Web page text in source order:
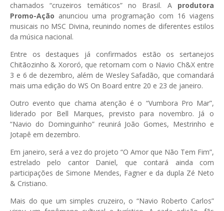
chamados “cruzeiros temáticos” no Brasil. A produtora
Promo-Ação anunciou uma programação com 16 viagens
musicais no MSC Divina, reunindo nomes de diferentes estilos
da música nacional.
Entre os destaques já confirmados estão os sertanejos
Chitãozinho & Xororó, que retornam com o Navio Ch&X entre
3 e 6 de dezembro, além de Wesley Safadão, que comandará
mais uma edição do WS On Board entre 20 e 23 de janeiro.
Outro evento que chama atenção é o “Vumbora Pro Mar”,
liderado por Bell Marques, previsto para novembro. Já o
“Navio do Dominguinho” reunirá João Gomes, Mestrinho e
Jotapê em dezembro.
Em janeiro, será a vez do projeto “O Amor que Não Tem Fim”,
estrelado pelo cantor Daniel, que contará ainda com
participações de Simone Mendes, Fagnere da dupla Zé Neto
& Cristiano.
Mais do que um simples cruzeiro, o “Navio Roberto Carlos”